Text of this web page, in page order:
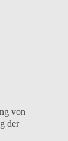
von
der